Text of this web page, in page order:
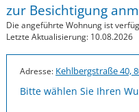
Susi-Sorglos
Impressum
zur Besichtigung
Die angeführte Wohnung ist
Letzte Aktualisierung: 10.08.2026
Adresse: Kehlbergstraße 40,
Bitte wählen Sie Ihren